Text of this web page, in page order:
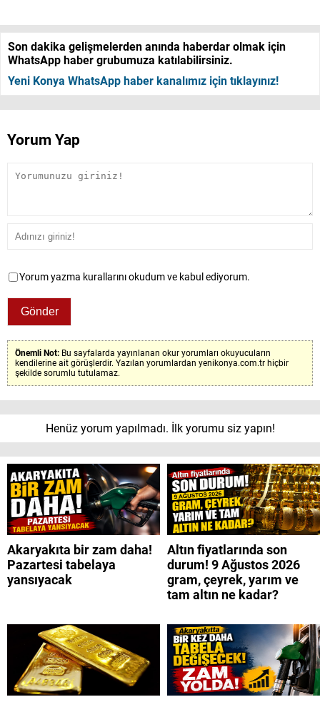
Son dakika gelişmelerden anında haberdar olmak için
WhatsApp haber grubumuza katılabilirsiniz.
Yeni Konya WhatsApp haber kanalımız için tıklayınız!
Yorum Yap
Yorum yazma kurallarını okudum ve kabul ediyorum.
Önemli Not: Bu sayfalarda yayınlanan okur yorumları okuyucuların
kendilerine ait görüşlerdir. Yazılan yorumlardan yenikonya.com.tr hiçbir
şekilde sorumlu tutulamaz.
Henüz yorum yapılmadı. İlk yorumu siz yapın!
Akaryakıta bir zam daha!
Pazartesi tabelaya
yansıyacak
Altın fiyatlarında son
durum! 9 Ağustos 2026
gram, çeyrek, yarım ve
tam altın ne kadar?